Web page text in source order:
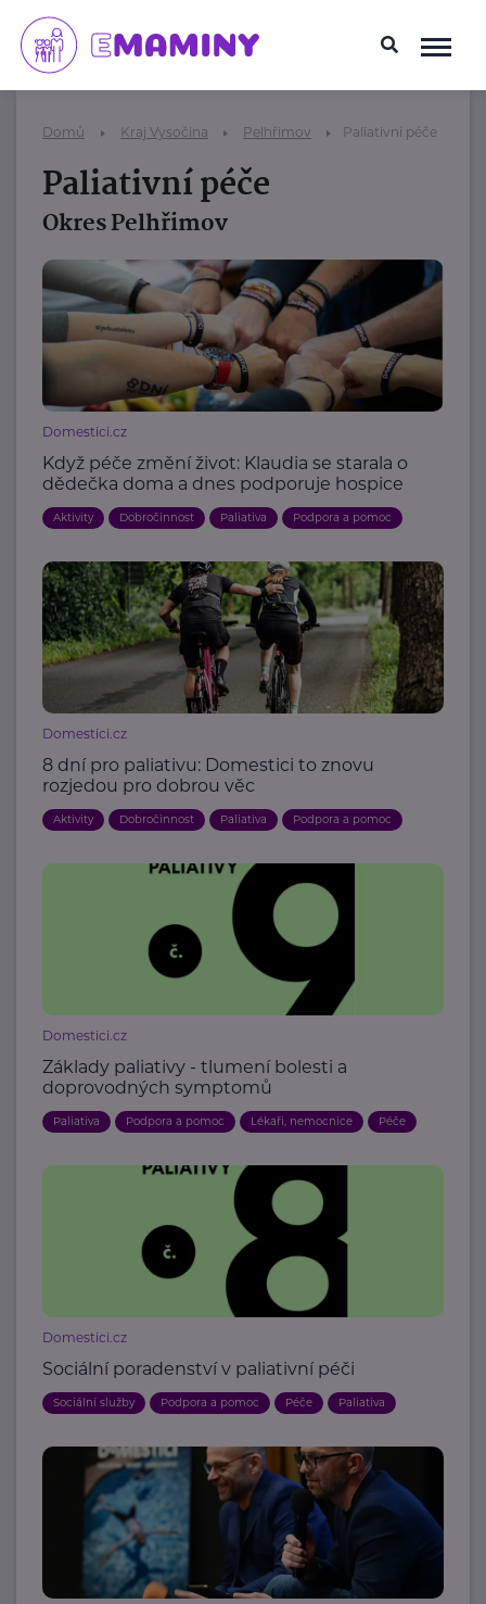
Domů Kraj Vysočina Pelhřimov Paliativní péče
Paliativní péče
Okres Pelhřimov
Domestici.cz
Když péče změní život: Klaudia se starala o
dědečka doma a dnes podporuje hospice
Aktivity Dobročinnost Paliativa Podpora a pomoc
Domestici.cz
8 dní pro paliativu: Domestici to znovu
rozjedou pro dobrou věc
Aktivity Dobročinnost Paliativa Podpora a pomoc
Domestici.cz
Základy paliativy - tlumení bolesti a
doprovodných symptomů
Paliativa Podpora a pomoc Lékaři, nemocnice Péče
Domestici.cz
Sociální poradenství v paliativní péči
Sociální služby Podpora a pomoc Péče Paliativa